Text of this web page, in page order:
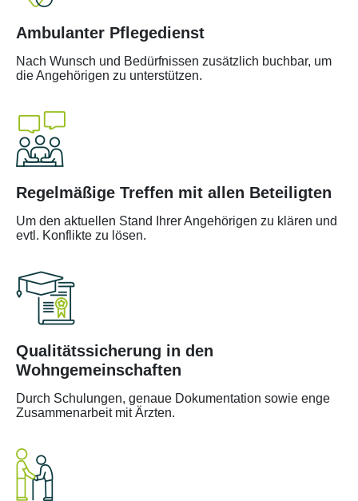
Ambulanter Pflegedienst
Nach Wunsch und Bedürfnissen zusätzlich buchbar, um
die Angehörigen zu unterstützen.
Regelmäßige Treffen mit allen Beteiligten
Um den aktuellen Stand Ihrer Angehörigen zu klären und
evtl. Konflikte zu lösen.
Qualitätssicherung in den
Wohngemeinschaften
Durch Schulungen, genaue Dokumentation sowie enge
Zusammenarbeit mit Ärzten.